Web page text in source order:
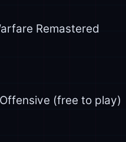
Remastered
(free to play)